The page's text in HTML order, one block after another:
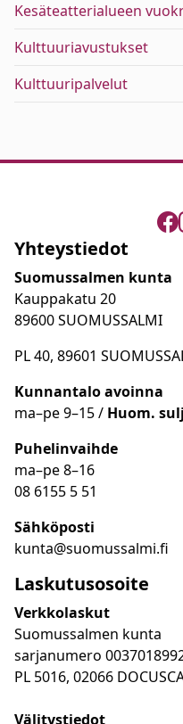
Kesäteatterialueen
Kulttuuriavustukset
Kulttuuripalvelut
Yhteystiedot
Suomussalmen kunta
Kauppakatu 20
89600 SUOMUSSALMI
PL 40, 89601
Kunnantalo avoinna
ma–pe 9–15 / Huom.
Puhelinvaihde
ma–pe 8–16
08 6155 5 51
Sähköposti
kunta@suomussalmi.fi
Laskutusosoite
Verkkolaskut
Suomussalmen kunta
sarjanumero
PL 5016, 02066
Välitystiedot